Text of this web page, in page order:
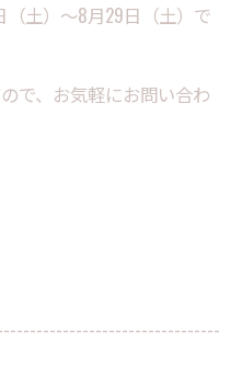
（土）～8月29日（土）で
で、お気軽にお問い合わ